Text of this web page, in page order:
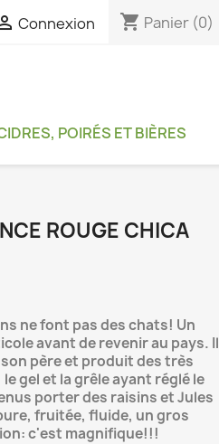
Connexion shopping_cart Panier (0)
POIRÉS ET BIÈRES
ROUGE CHICA
ne font pas des chats! Un
avant de revenir au pays. Il
père et produit des très
gel et la grêle ayant réglé le
porter des raisins et Jules
fruitée, fluide, un gros
c'est magnifique!!!